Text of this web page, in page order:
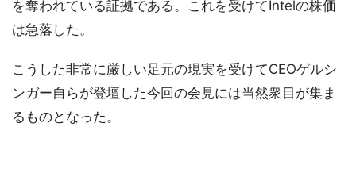
を奪われている証拠である。これを受けてIntelの株価
は急落した。
こうした非常に厳しい足元の現実を受けてCEOゲルシ
ンガー自らが登壇した今回の会見には当然衆目が集ま
るものとなった。